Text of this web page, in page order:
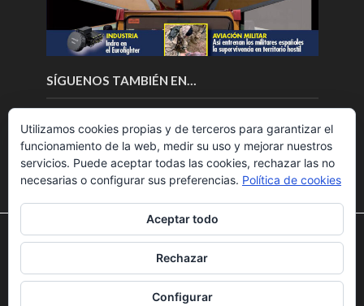
SÍGUENOS TAMBIÉN EN…
Copyright © 2018.Fly News.Noticias aerospacial
UAS aviación comercial
Utilizamos cookies para ofrecerte la mejor experiencia en
nuestra web.
Puedes aprender más sobre qué cookies utilizamos o
desactivarlas en losajustes.
Utilizamos cookies propias y de terceros para garantizar el
funcionamiento de la web, medir su uso y mejorar nuestros
servicios. Puede aceptar todas las cookies, rechazar las no
necesarias o configurar sus preferencias. Política de cookies
Aceptar todo
Rechazar
Configurar